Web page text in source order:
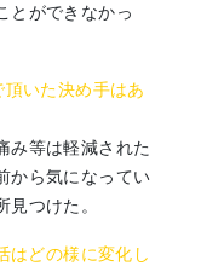
とができなかっ
いた決め手はあ
み等は軽減された
から気になってい
つけた。
はどの様に変化し